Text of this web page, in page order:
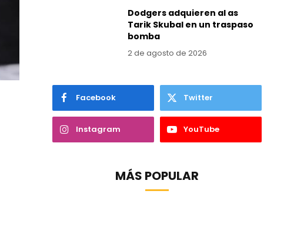
Dodgers adquieren al as
Tarik Skubal en un traspaso
bomba
2 de agosto de 2026
Facebook Twitter
Instagram YouTube
MÁS POPULAR